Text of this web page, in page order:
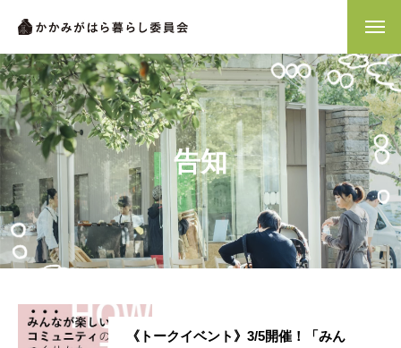
かかみがはら暮らし委員会とは？
告知
《トークイベント》3/5開催！「みん